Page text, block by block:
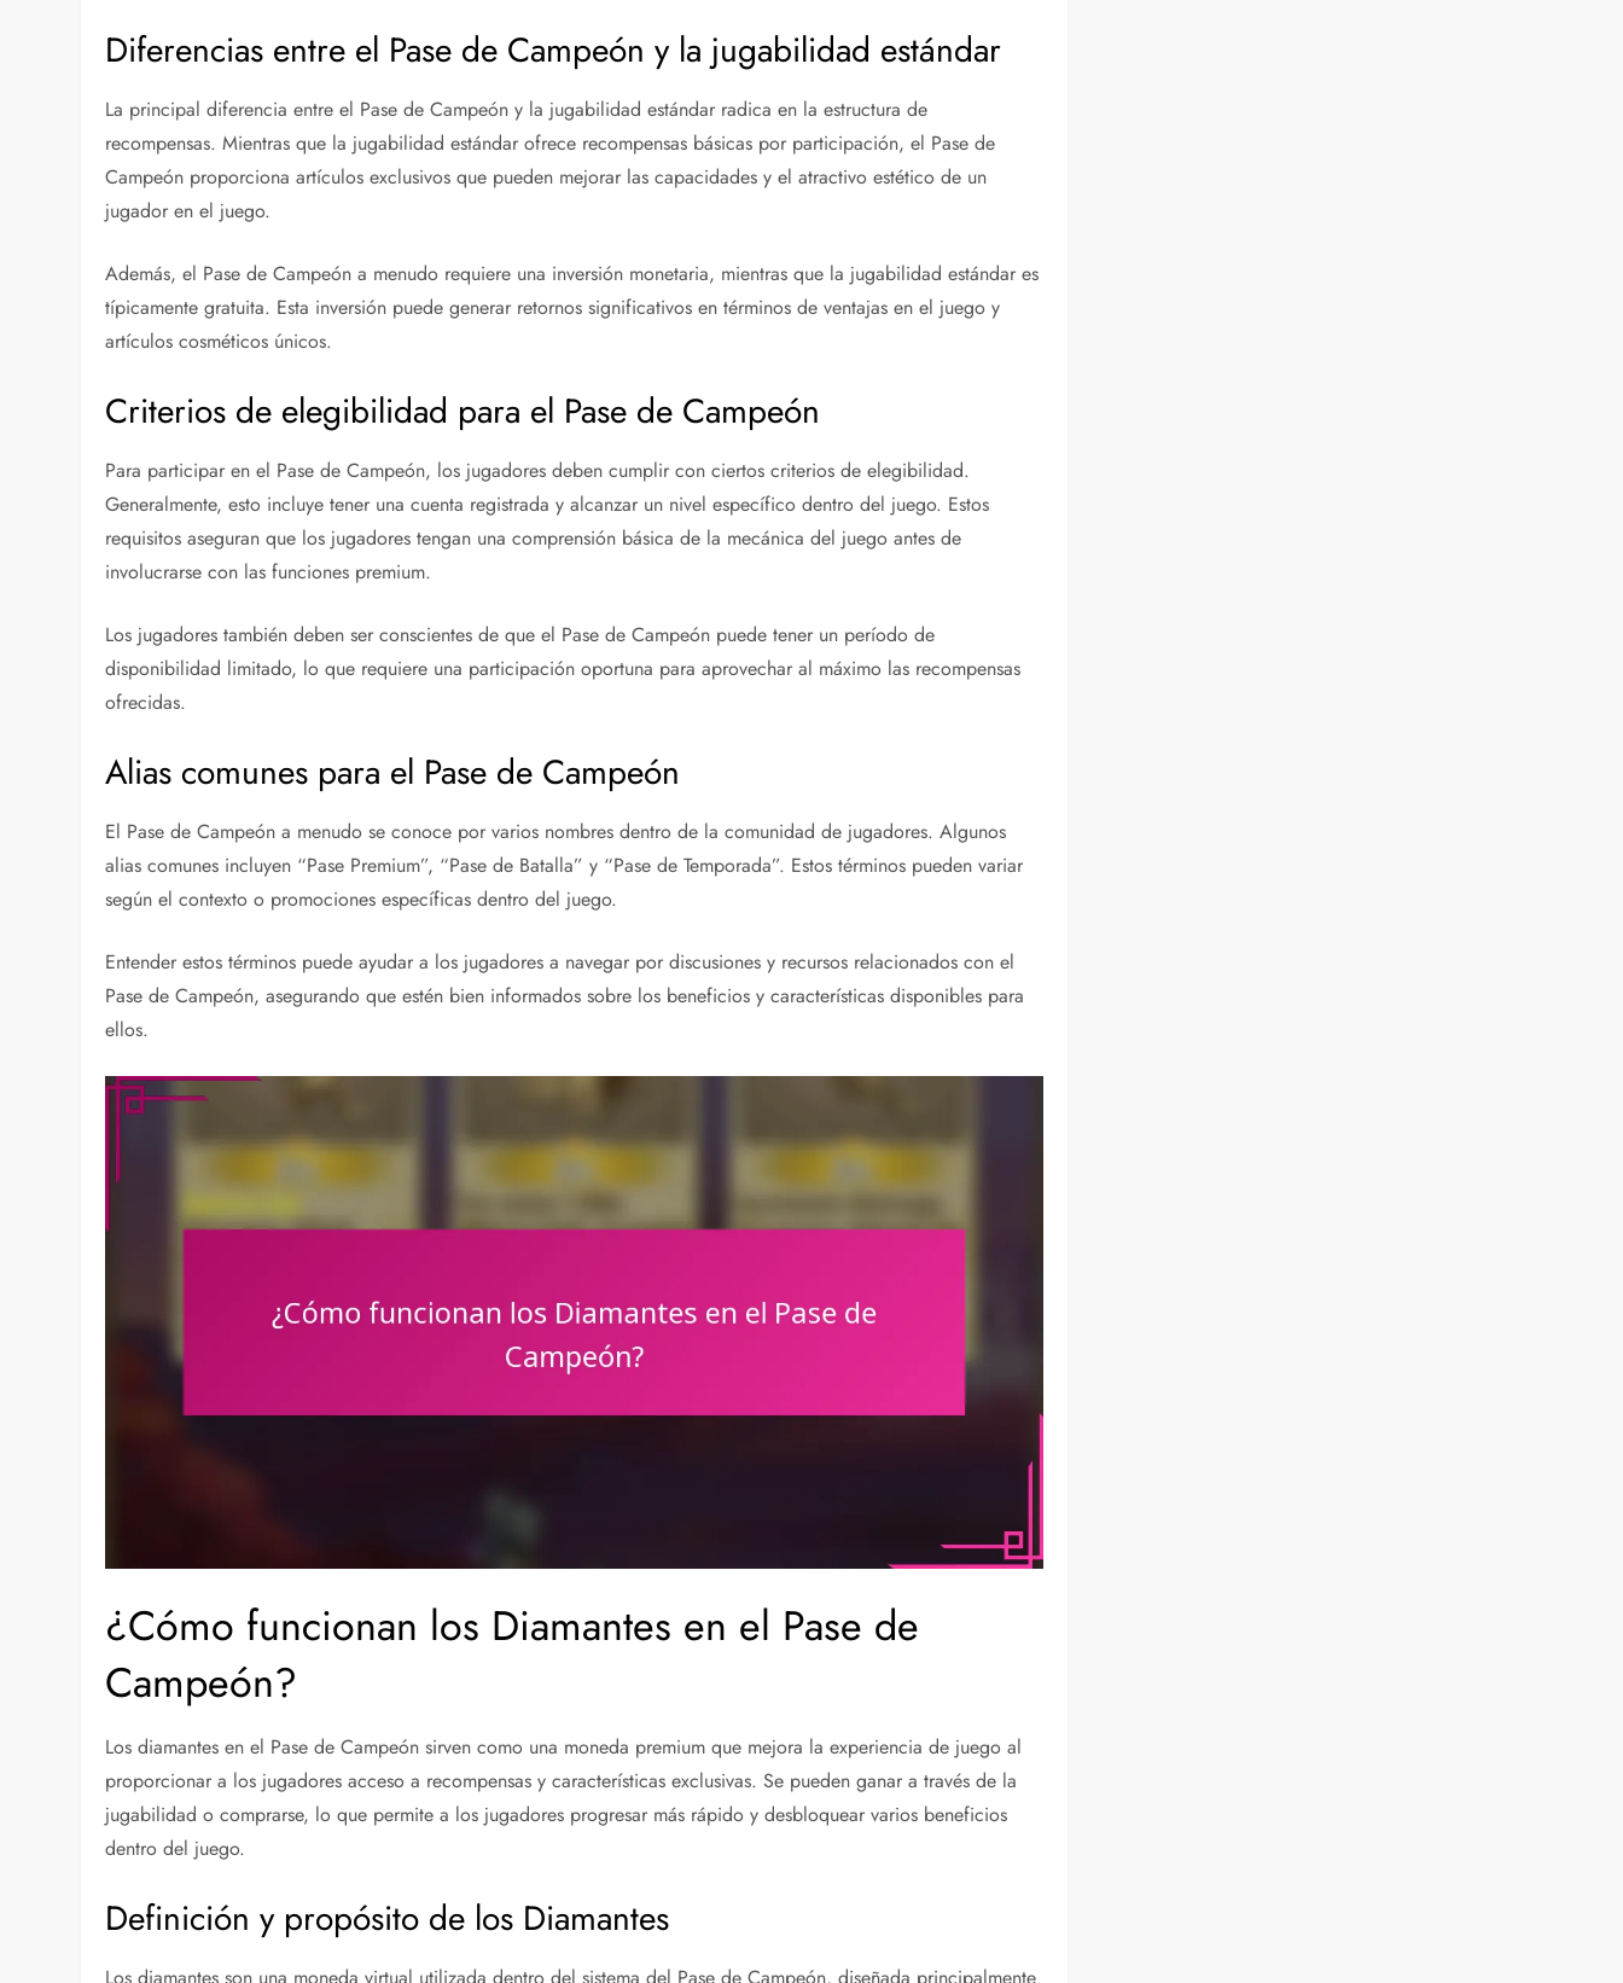
Diferencias entre el Pase de Campeón y la jugabilidad estándar
La principal diferencia entre el Pase de Campeón y la jugabilidad estándar radica en la estructura de
recompensas. Mientras que la jugabilidad estándar ofrece recompensas básicas por participación, el Pase de
Campeón proporciona artículos exclusivos que pueden mejorar las capacidades y el atractivo estético de un
jugador en el juego.
Además, el Pase de Campeón a menudo requiere una inversión monetaria, mientras que la jugabilidad estándar es
típicamente gratuita. Esta inversión puede generar retornos significativos en términos de ventajas en el juego y
artículos cosméticos únicos.
Criterios de elegibilidad para el Pase de Campeón
Para participar en el Pase de Campeón, los jugadores deben cumplir con ciertos criterios de elegibilidad.
Generalmente, esto incluye tener una cuenta registrada y alcanzar un nivel específico dentro del juego. Estos
requisitos aseguran que los jugadores tengan una comprensión básica de la mecánica del juego antes de
involucrarse con las funciones premium.
Los jugadores también deben ser conscientes de que el Pase de Campeón puede tener un período de
disponibilidad limitado, lo que requiere una participación oportuna para aprovechar al máximo las recompensas
ofrecidas.
Alias comunes para el Pase de Campeón
El Pase de Campeón a menudo se conoce por varios nombres dentro de la comunidad de jugadores. Algunos
alias comunes incluyen “Pase Premium”, “Pase de Batalla” y “Pase de Temporada”. Estos términos pueden variar
según el contexto o promociones específicas dentro del juego.
Entender estos términos puede ayudar a los jugadores a navegar por discusiones y recursos relacionados con el
Pase de Campeón, asegurando que estén bien informados sobre los beneficios y características disponibles para
ellos.
¿Cómo funcionan los Diamantes en el Pase de
Campeón?
Los diamantes en el Pase de Campeón sirven como una moneda premium que mejora la experiencia de juego al
proporcionar a los jugadores acceso a recompensas y características exclusivas. Se pueden ganar a través de la
jugabilidad o comprarse, lo que permite a los jugadores progresar más rápido y desbloquear varios beneficios
dentro del juego.
Definición y propósito de los Diamantes
Los diamantes son una moneda virtual utilizada dentro del sistema del Pase de Campeón, diseñada principalmente